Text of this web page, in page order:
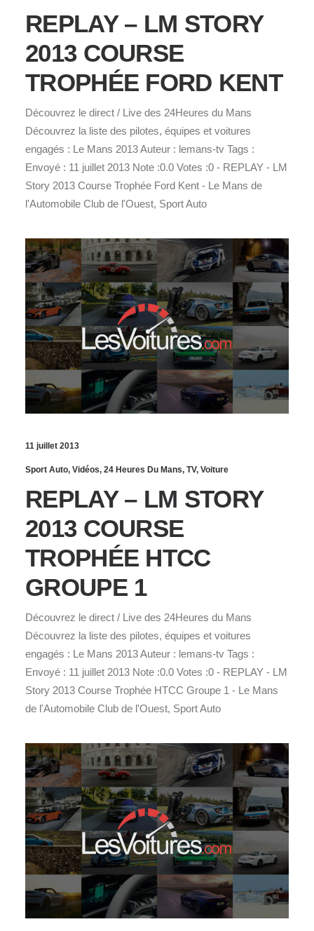
REPLAY – LM STORY
2013 COURSE
TROPHÉE FORD KENT
Découvrez le direct / Live des 24Heures du Mans
Découvrez la liste des pilotes, équipes et voitures
engagés : Le Mans 2013 Auteur : lemans-tv Tags :
Envoyé : 11 juillet 2013 Note :0.0 Votes :0 - REPLAY - LM
Story 2013 Course Trophée Ford Kent - Le Mans de
l'Automobile Club de l'Ouest, Sport Auto
11 juillet 2013
Sport Auto, Vidéos, 24 Heures Du Mans, TV, Voiture
REPLAY – LM STORY
2013 COURSE
TROPHÉE HTCC
GROUPE 1
Découvrez le direct / Live des 24Heures du Mans
Découvrez la liste des pilotes, équipes et voitures
engagés : Le Mans 2013 Auteur : lemans-tv Tags :
Envoyé : 11 juillet 2013 Note :0.0 Votes :0 - REPLAY - LM
Story 2013 Course Trophée HTCC Groupe 1 - Le Mans
de l'Automobile Club de l'Ouest, Sport Auto